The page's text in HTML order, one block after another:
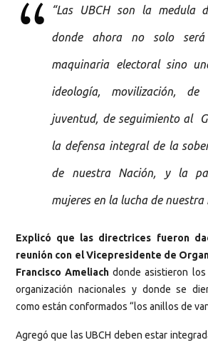
“Las UBCH son la medula
donde ahora no solo
maquinaria electoral sino
ideología, movilización, de
juventud, de seguimiento al
la defensa integral de la
de nuestra Nación, y la
mujeres en la lucha de nuestra
Explicó que las directrices fueron
reunión con el Vicepresidente de
Francisco Ameliach donde asistieron
organización nacionales y donde se
como están conformados “los anillos de
Agregó que las UBCH deben estar